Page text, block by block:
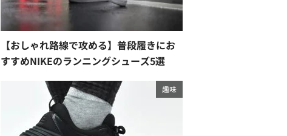
【おしゃれ路線で攻める】普段履きにお
すすめNIKEのランニングシューズ5選
趣味